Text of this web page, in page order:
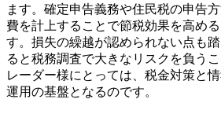
ます。確定申告義務や住民税の申告
費を計上することで節税効果を高め
す。損失の繰越が認められない点も
ると税務調査で大きなリスクを負う
レーダー様にとっては、税金対策と
運用の基盤となるのです。